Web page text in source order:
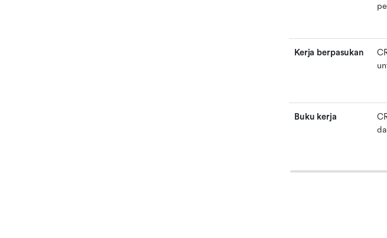
Kerja berpasukan
Buku kerja